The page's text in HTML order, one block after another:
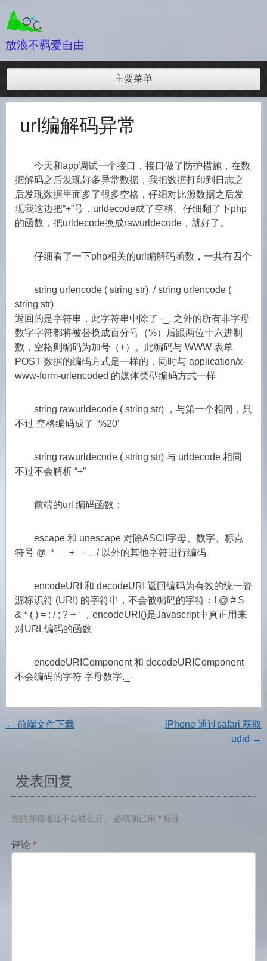
至
内放浪不羁爱自由
主要菜单
url编解码异常
今天和app调试一个接口，接口做了防护措施，在数
据解码之后发现好多异常数据，我把数据打印到日志之
后发现数据里面多了很多空格，仔细对比源数据之后发
现我这边把“+”号，urldecode成了空格。仔细翻了下php
的函数，把urldecode换成rawurldecode，就好了。
仔细看了一下php相关的url编解码函数，一共有四个
string urlencode ( string str) / string urlencode (
string str)
返回的是字符串，此字符串中除了 -_. 之外的所有非字母
数字字符都将被替换成百分号（%）后跟两位十六进制
数，空格则编码为加号（+）。此编码与 WWW 表单
POST 数据的编码方式是一样的，同时与 application/x-
www-form-urlencoded 的媒体类型编码方式一样
string rawurldecode ( string str) ，与第一个相同，只
不过 空格编码成了 ‘%20’
string rawurldecode ( string str) 与 urldecode 相同
不过不会解析 “+”
前端的url 编码函数：
escape 和 unescape 对除ASCII字母、数字、标点
符号 @ * _ + – . / 以外的其他字符进行编码
encodeURI 和 decodeURI 返回编码为有效的统一资
源标识符 (URI) 的字符串，不会被编码的字符：! @ # $
& * ( ) = : / ; ? + ‘ ，encodeURI()是Javascript中真正用来
对URL编码的函数
encodeURIComponent 和 decodeURIComponent
不会编码的字符 字母数字._-
文
导
航
← 前端文件下载
iPhone 通过safari 获取
udid →
发表回复
您的邮箱地址不会被公开。 必填项已用 *标注
评论 *